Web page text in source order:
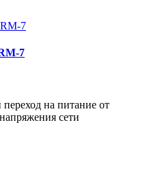
7
на питание от
сети